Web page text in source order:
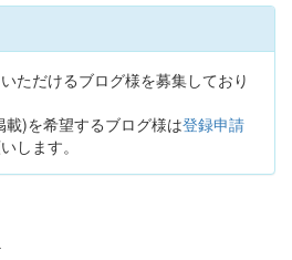
ただけるブログ様を募集しており
)を希望するブログ様は登録申請
します。